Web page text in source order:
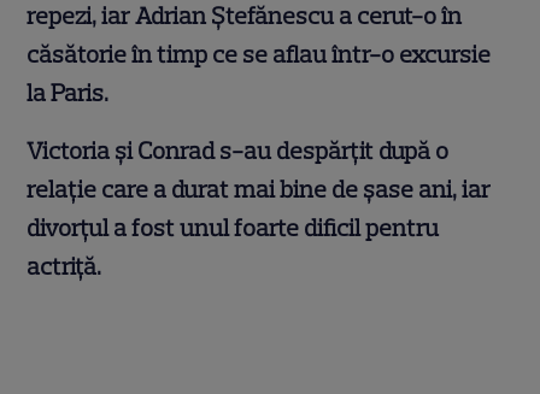
repezi, iar Adrian Ștefănescu a cerut-o în
căsătorie în timp ce se aflau într-o excursie
la Paris.
Victoria și Conrad s-au despărțit după o
relație care a durat mai bine de șase ani, iar
divorțul a fost unul foarte dificil pentru
actriță.